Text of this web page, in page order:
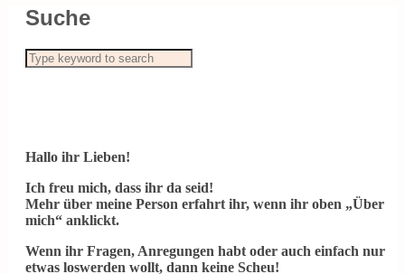
Suche
Hallo ihr Lieben!
Ich freu mich, dass ihr da seid!
Mehr über meine Person erfahrt ihr, wenn ihr oben „Über
mich“ anklickt.
Wenn ihr Fragen, Anregungen habt oder auch einfach nur
etwas loswerden wollt, dann keine Scheu!